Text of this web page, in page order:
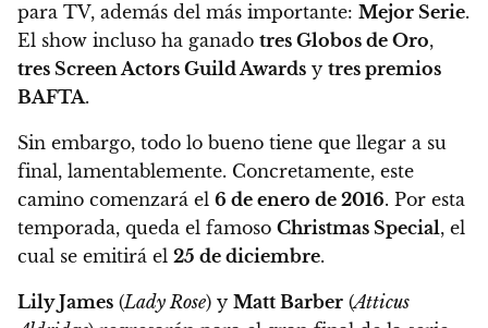
para TV, además del más importante: Mejor Serie.
El show incluso ha ganado tres Globos de Oro,
tres Screen Actors Guild Awards y tres premios
BAFTA.
Sin embargo, todo lo bueno tiene que llegar a su
final, lamentablemente. Concretamente, este
camino comenzará el 6 de enero de 2016. Por esta
temporada, queda el famoso Christmas Special, el
cual se emitirá el 25 de diciembre.
Lily James (Lady Rose) y Matt Barber (Atticus